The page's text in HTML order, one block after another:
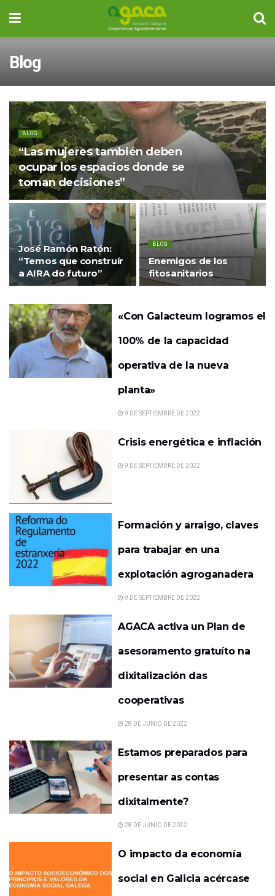
Blog
BLOG
“Las mujeres también deben
ocupar los espacios donde se
toman decisiones”
José Ramón Ratón:
“Temos que construír
a AIRA do futuro”
BLOG
Enemigos de los
fitosanitarios
«Con Galacteum logramos el
100% de la capacidad
operativa de la nueva
planta»
9 DE SEPTIEMBRE DE 2022
Crisis energética e inflación
9 DE SEPTIEMBRE DE 2022
Formación y arraigo, claves
para trabajar en una
explotación agroganadera
9 DE SEPTIEMBRE DE 2022
AGACA activa un Plan de
asesoramento gratuíto na
dixitalización das
cooperativas
28 DE JUNIO DE 2022
Estamos preparados para
presentar as contas
dixitalmente?
28 DE JUNIO DE 2022
O impacto da economía
social en Galicia acércase